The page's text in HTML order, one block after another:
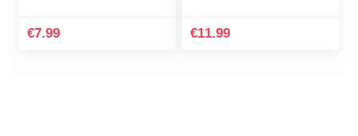
klassieke gitaar,
€7.99 €11.99